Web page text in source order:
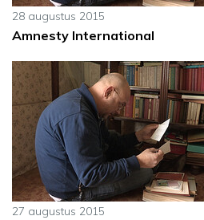
28 augustus 2015
Amnesty International
27 augustus 2015